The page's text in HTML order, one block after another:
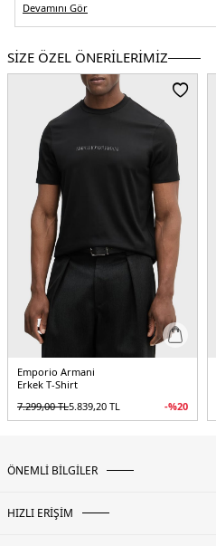
Kalıp Bilgisi :Regular Fit
5DK16D1TR31JOSZ0661.65
Devamını Gör
SİZE ÖZEL ÖNERİLERİMİZ
Emporio Armani
Erkek T-Shirt
7.299,00TL5.839,20 TL -%20
ÖNEMLİ BİLGİLER
HIZLI ERİŞİM